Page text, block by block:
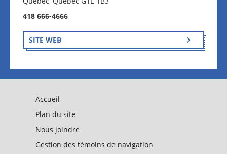
418 666-4666
SITE WEB
Accueil
Plan du site
Nous joindre
Gestion des témoins de navigation